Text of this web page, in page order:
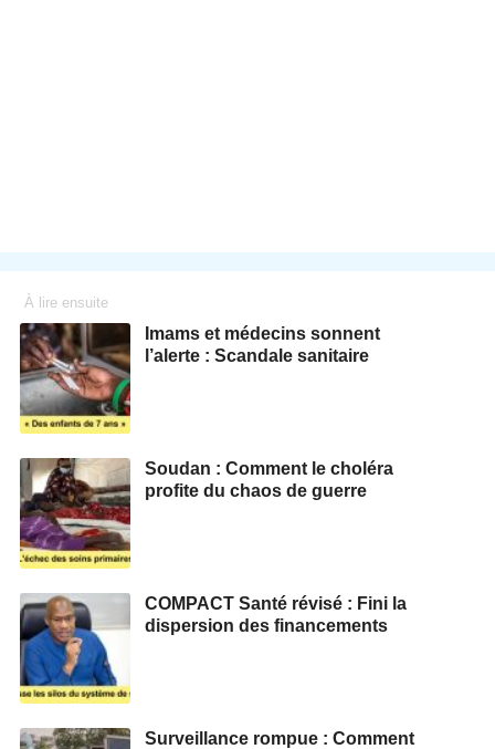
À lire ensuite
Imams et médecins sonnent
l’alerte : Scandale sanitaire
Soudan : Comment le choléra
profite du chaos de guerre
COMPACT Santé révisé : Fini la
dispersion des financements
Surveillance rompue : Comment